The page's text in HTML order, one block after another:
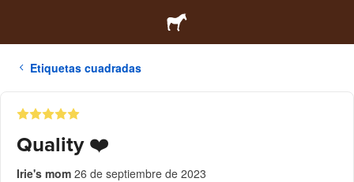
Etiquetas cuadradas
Quality ❤️
Irie's mom 26 de septiembre de 2023